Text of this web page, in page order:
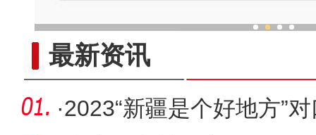
最新资讯
·2023“新疆是个好地方”